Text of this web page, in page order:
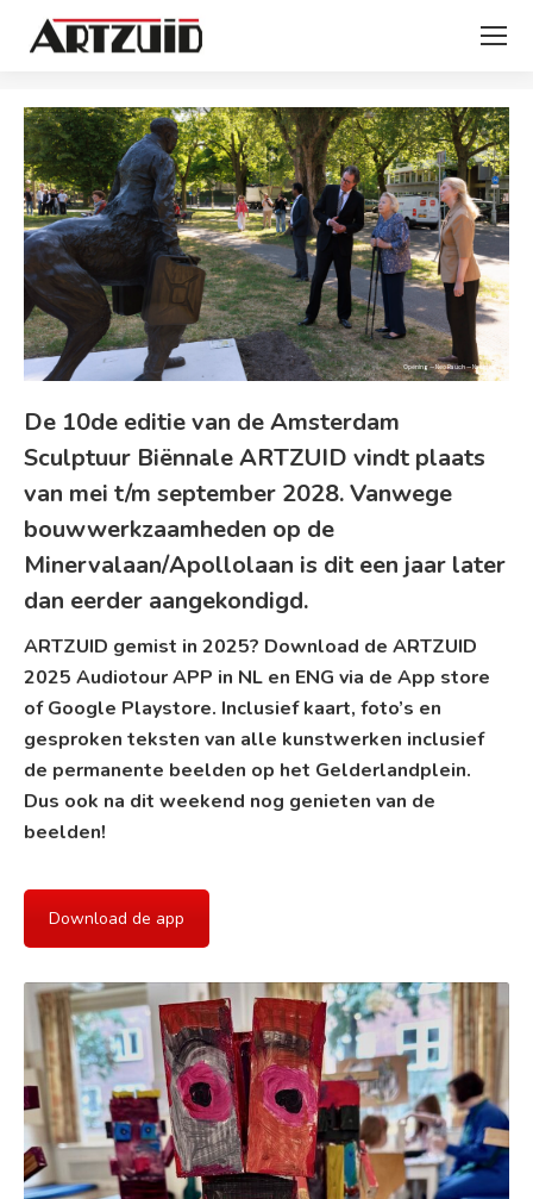
Opening ARTZUID 20 mei 2025
De 10de editie van de Amsterdam
Sculptuur Biënnale ARTZUID vindt plaats
van mei t/m september 2028. Vanwege
bouwwerkzaamheden op de
Minervalaan/Apollolaan is dit een jaar later
dan eerder aangekondigd.
ARTZUID gemist in 2025? Download de ARTZUID
2025 Audiotour APP in NL en ENG via de App store
ofGoogle Playstore. Inclusief kaart, foto’s en
gesproken teksten van alle kunstwerken inclusief
de permanente beelden op het Gelderlandplein.
Dus ook na dit weekend nog genieten van de
beelden!
Download de app